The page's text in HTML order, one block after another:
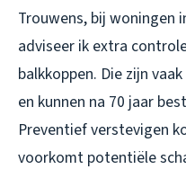
Trouwens, bij woningen
adviseer ik extra
balkkoppen. Die zijn
en kunnen na 70 jaar
Preventief verstevigen
voorkomt potentiële